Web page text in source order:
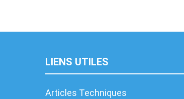
LIENS UTILES
Articles Techniques